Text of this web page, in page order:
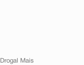
Mais